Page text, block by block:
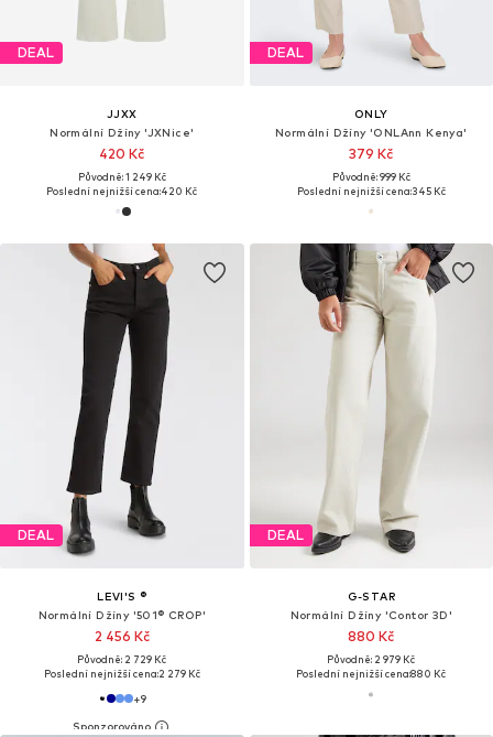
DEAL
JJXX
Normální Džíny 'JXNice'
420 Kč
Původně: 1 249 Kč
Poslední nejnižší cena:420 Kč
DEAL
ONLY
Normální Džíny 'ONLAnn Kenya'
379 Kč
Původně: 999 Kč
Poslední nejnižší cena:345 Kč
DEAL
LEVI'S ®
Normální Džíny '501® CROP'
2 456 Kč
Původně: 2 729 Kč
Poslední nejnižší cena:2 279 Kč
+9
DEAL
G-STAR
Normální Džíny 'Contor 3D'
880 Kč
Původně: 2 979 Kč
Poslední nejnižší cena:880 Kč